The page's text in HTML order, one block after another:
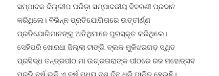
ପ୍ରମୁଖ ଯୋଗଦେଇଥିଲେ।
ସମ୍ପାଦକ ଦିଲ୍ଲୀପ ପରିଡ଼ା ସମ୍ପାଦକୀୟ ବିବରଣୀ ପ୍ରଦାନ
କରିଥିଲେ। ବିଭିନ୍ନ ପ୍ରତିଯୋଗିତାରେ ଉତ୍ତୀର୍ଣ୍ଣ
ପ୍ରତିଯୋଗିମାନଙ୍କୁ ଅତିଥିମାନେ ପୁରସ୍କୃତ କରିଥିଲେ।
ସେହିପରି ଖୋରଧା ଜିଲ୍ଲା ଟାଙ୍ଗି ବ୍ଲକ ମୁଳିଝରଗଡ଼ ସ୍ଥିତ
ପ୍ରସିଦ୍ଧ ତନ୍ତ୍ରପୀଠ ମା ଉଗ୍ରତାରାଙ୍କ ପୀଠରେ ରଜ ମହୋତ୍ସବ